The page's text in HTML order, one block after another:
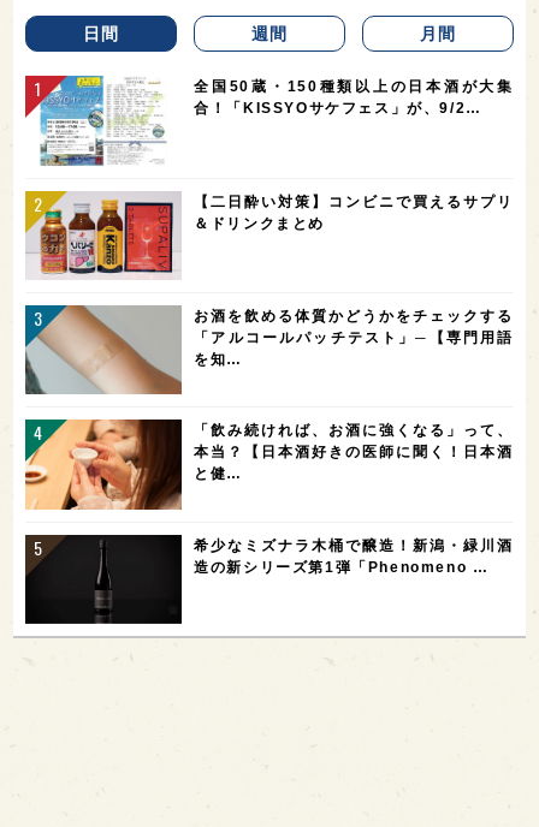
日間 週間 月間
全国50蔵・150種類以上の日本酒が大集
合！「KISSYOサケフェス」が、9/2…
【二日酔い対策】コンビニで買えるサプリ
＆ドリンクまとめ
お酒を飲める体質かどうかをチェックする
「アルコールパッチテスト」─【専門用語
を知…
「飲み続ければ、お酒に強くなる」って、
本当？【日本酒好きの医師に聞く！日本酒
と健…
希少なミズナラ木桶で醸造！新潟・緑川酒
造の新シリーズ第1弾「Phenomeno …